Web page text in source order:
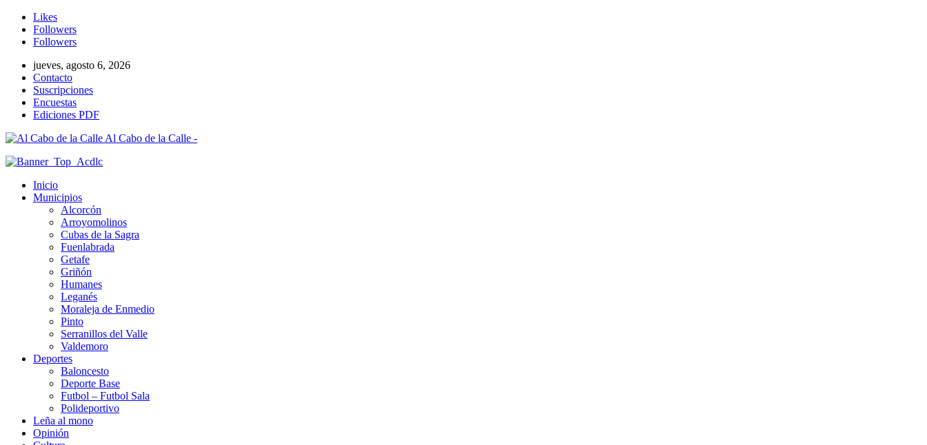
Likes
Followers
Followers
jueves, agosto 6, 2026
Contacto
Suscripciones
Encuestas
Ediciones PDF
Al Cabo de la Calle -
Inicio
Municipios
Alcorcón
Arroyomolinos
Cubas de la Sagra
Fuenlabrada
Getafe
Griñón
Humanes
Leganés
Moraleja de Enmedio
Pinto
Serranillos del Valle
Valdemoro
Deportes
Baloncesto
Deporte Base
Futbol – Futbol Sala
Polideportivo
Leña al mono
Opinión